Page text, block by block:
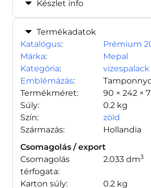
Készlet info
Termékadatok
Katalógus:
Prémium
Márka:
Mepal
Kategória:
vizespalack
Emblémázás:
Termékméret:
90 × 242 ×
Súly:
0.2 kg
Szín:
zöld
Származás:
Hollandia
Csomagolás / export
Csomagolás
térfogata:
2.033 dm3
Karton súly:
0.2 kg